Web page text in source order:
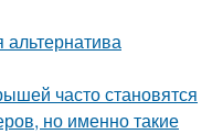
часто становятся
но именно такие